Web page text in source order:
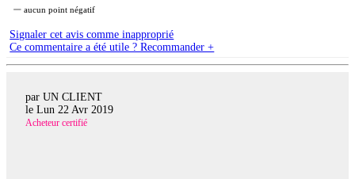
aucun point négatif
Signaler cet avis comme inapproprié
Ce commentaire a été utile ? Recommander +
par UN CLIENT
le Lun 22 Avr 2019
Acheteur certifié